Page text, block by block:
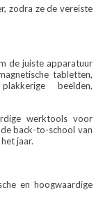
zodra ze de vereiste
de juiste apparatuur
tabletten,
beelden,
werktools voor
back-to-school van
jaar.
en hoogwaardige